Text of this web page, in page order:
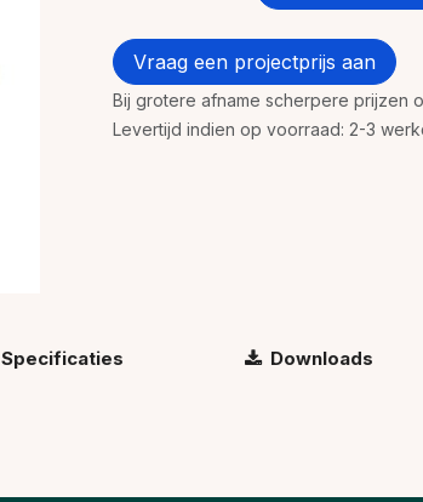
Vraag een projectprijs aan
Bij grotere afname scherpere prijzen
Levertijd indien op voorraad: 2-3
Specificaties Downloads